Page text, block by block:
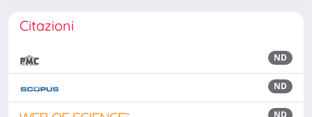
Citazioni
ND
ND